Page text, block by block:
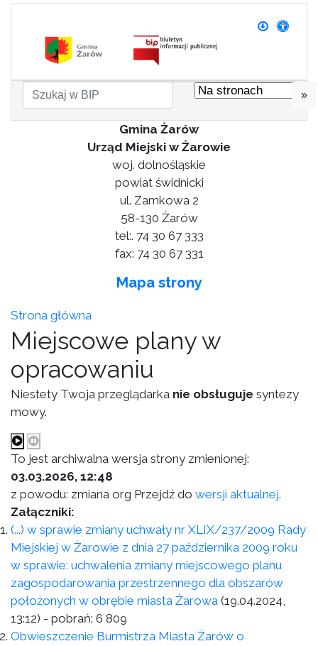
»
Gmina Żarów
Urząd Miejski w Żarowie
woj. dolnośląskie
powiat świdnicki
ul. Zamkowa 2
58-130 Żarów
tel:. 74 30 67 333
fax: 74 30 67 331
Mapa strony
Strona główna
Miejscowe plany w
opracowaniu
Niestety Twoja przeglądarka nie obsługuje syntezy
mowy.
To jest archiwalna wersja strony zmienionej:
03.03.2026, 12:48
z powodu: zmiana org Przejdź do wersji aktualnej.
Załączniki:
(...) w sprawie zmiany uchwały nr XLIX/237/2009 Rady
Miejskiej w Żarowie z dnia 27 października 2009 roku
w sprawie: uchwalenia zmiany miejscowego planu
zagospodarowania przestrzennego dla obszarów
położonych w obrębie miasta Żarowa (19.04.2024,
13:12) - pobrań: 6 809
Obwieszczenie Burmistrza Miasta Żarów o